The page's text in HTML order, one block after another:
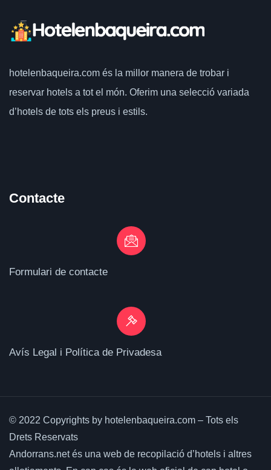
hotelenbaqueira.com és la millor manera de trobar i
reservar hotels a tot el món. Oferim una selecció variada
d’hotels de tots els preus i estils.
Contacte
Formulari de contacte
Avís Legal i Política de Privadesa
© 2022 Copyrights by hotelenbaqueira.com – Tots els
Drets Reservats
Andorrans.net és una web de recopilació d’hotels i altres